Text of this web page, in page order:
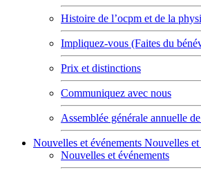
Histoire de l’ocpm et de la
Impliquez-vous (Faites du
Prix et distinctions
Communiquez avec nous
Assemblée générale annuelle
Nouvelles et événements Nouvelles et
Nouvelles et événements